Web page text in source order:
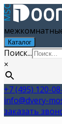
Каталог
Поиск...
×
+7 (495) 120-
info@dvery-
заказать